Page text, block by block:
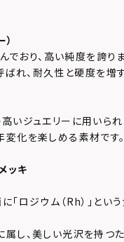
おり、高い純度を誇りま
ばれ、耐久性と硬度を増
いジュエリーに用いられ
化を楽しめる素材です。
ッキ
「ロジウム（Rh）」とい
し、美しい光沢を持つ